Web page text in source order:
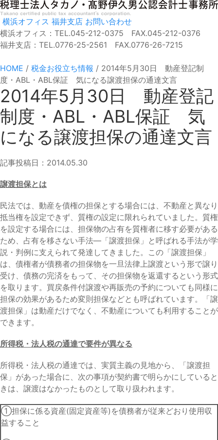
横浜オフィス 福井支店 お問い合わせ
横浜オフィス：TEL.045-212-0375 FAX.045-212-0376
福井支店：TEL.0776-25-2561 FAX.0776-26-7215
HOME / 税金お役立ち情報 / 2014年5月30日 動産登記制
度・ABL・ABL保証 気になる譲渡担保の通達文言
2014年5月30日 動産登記
制度・ABL・ABL保証 気
になる譲渡担保の通達文言
記事投稿日：2014.05.30
譲渡担保とは
民法では、動産を債権の担保とする場合には、不動産と異なり
抵当権を設定できず、質権の設定に限れられていました。質権
を設定する場合には、担保物の占有を質権者に移す必要がある
ため、占有を移さない手法―「譲渡担保」と呼ばれる手法が学
説・判例に支えられて発達してきました。この「譲渡担保」
は、債権者が債務者の担保物を一旦法律上譲渡という形で譲り
受け、債務の完済をもって、その担保物を返還するという形式
を取ります。買戻条件付譲渡や再販売の予約についても同様に
担保の効果があるため変則担保などとも呼ばれています。「譲
渡担保」は動産だけでなく、不動産についても利用することが
できます。
所得税・法人税の通達で要件が異なる
所得税・法人税の通達では、実質主義の見地から、「譲渡担
保」があった場合に、次の事項が契約書で明らかにしていると
きは、譲渡はなかったものとして取り扱われます。
①担保に係る資産(固定資産等)を債務者が従来どおり使用収
益すること